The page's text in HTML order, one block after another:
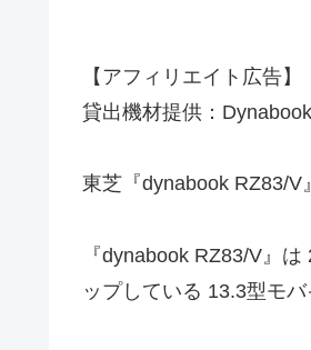
【アフィリエイト広告】
貸出機材提供：
東芝『dynabook RZ83/V
『dynabook RZ83/V』
ップしている 13.3型モバ